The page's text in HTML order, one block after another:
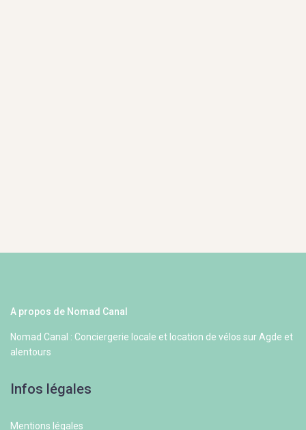
A propos de Nomad Canal
Nomad Canal : Conciergerie locale et location de vélos sur Agde et
alentours
Infos légales
Mentions légales